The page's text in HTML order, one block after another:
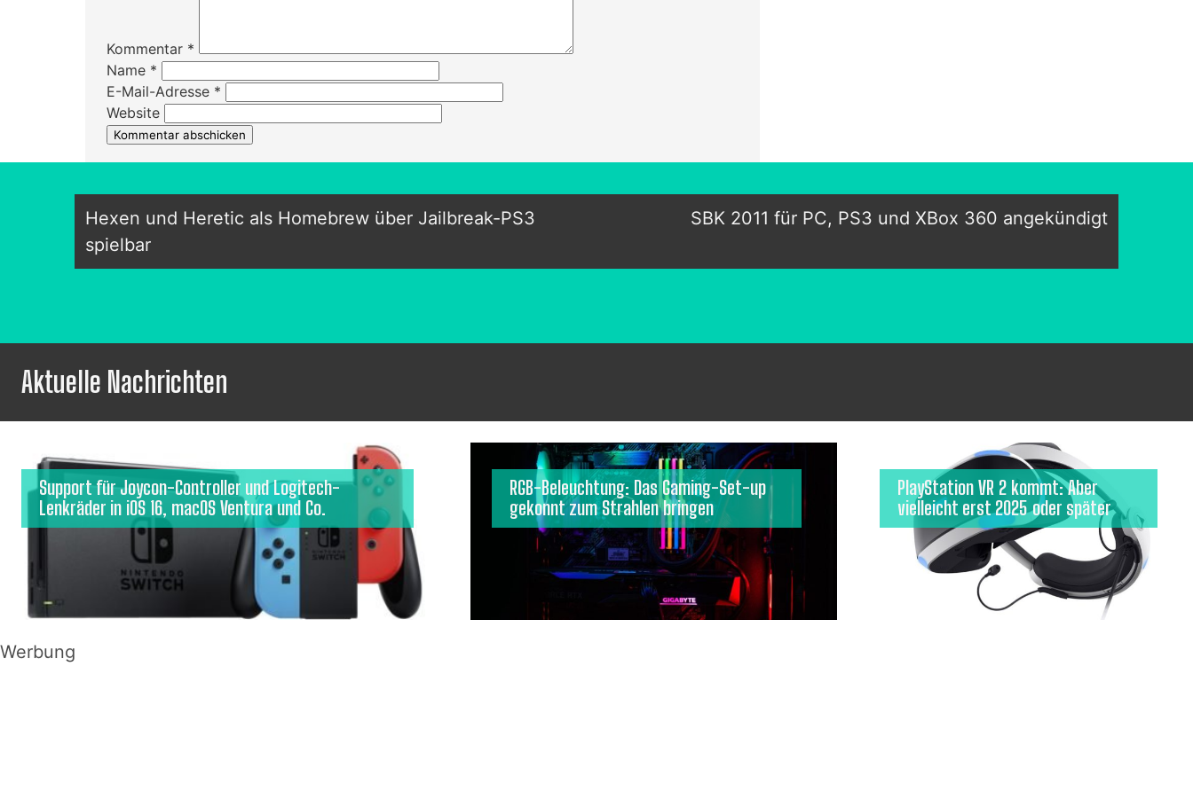
Kommentar *
Name *
E-Mail-Adresse *
Website
Hexen und Heretic als Homebrew über Jailbreak-PS3
spielbar
SBK 2011 für PC, PS3 und XBox 360 angekündigt
Aktuelle Nachrichten
Support für Joycon-Controller und Logitech-
Lenkräder in iOS 16, macOS Ventura und Co.
RGB-Beleuchtung: Das Gaming-Set-up
gekonnt zum Strahlen bringen
PlayStation VR 2 kommt: Aber
vielleicht erst 2025 oder später
Werbung